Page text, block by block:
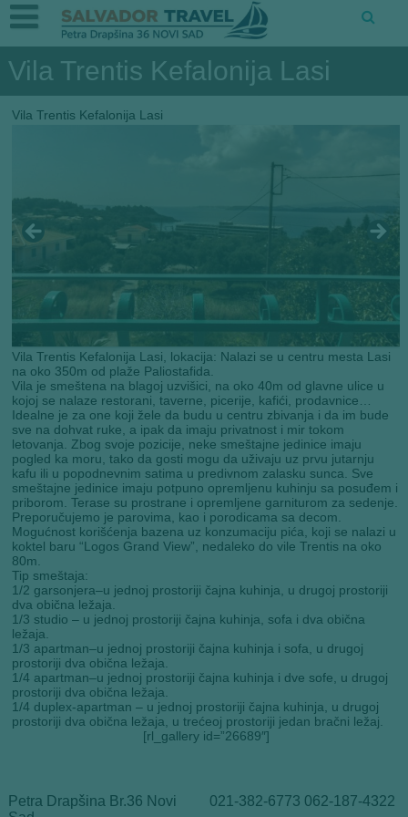
Vila Trentis Kefalonija Lasi
Vila Trentis Kefalonija Lasi
Vila Trentis Kefalonija Lasi, lokacija: Nalazi se u centru mesta Lasi
na oko 350m od plaže Paliostafida.
Vila je smeštena na blagoj uzvišici, na oko 40m od glavne ulice u
kojoj se nalaze restorani, taverne, picerije, kafići, prodavnice…
Idealne je za one koji žele da budu u centru zbivanja i da im bude
sve na dohvat ruke, a ipak da imaju privatnost i mir tokom
letovanja. Zbog svoje pozicije, neke smeštajne jedinice imaju
pogled ka moru, tako da gosti mogu da uživaju uz prvu jutarnju
kafu ili u popodnevnim satima u predivnom zalasku sunca. Sve
smeštajne jedinice imaju potpuno opremljenu kuhinju sa posuđem i
priborom. Terase su prostrane i opremljene garniturom za sedenje.
Preporučujemo je parovima, kao i porodicama sa decom.
Mogućnost korišćenja bazena uz konzumaciju pića, koji se nalazi u
koktel baru “Logos Grand View”, nedaleko do vile Trentis na oko
80m.
Tip smeštaja:
1/2 garsonjera–u jednoj prostoriji čajna kuhinja, u drugoj prostoriji
dva obična ležaja.
1/3 studio – u jednoj prostoriji čajna kuhinja, sofa i dva obična
ležaja.
1/3 apartman–u jednoj prostoriji čajna kuhinja i sofa, u drugoj
prostoriji dva obična ležaja.
1/4 apartman–u jednoj prostoriji čajna kuhinja i dve sofe, u drugoj
prostoriji dva obična ležaja.
1/4 duplex-apartman – u jednoj prostoriji čajna kuhinja, u drugoj
prostoriji dva obična ležaja, u trećeoj prostoriji jedan bračni ležaj.
[rl_gallery id=”26689″]
Petra Drapšina Br.36 Novi
021-382-6773 062-187-4322